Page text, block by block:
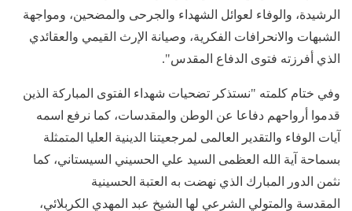
الرشيدة، والوفاء لعوائل الشهداء والجرحى والمضحين، ومواجهة
الشبهات والانحرافات الفكرية، وصيانة الإرث القيمي والعقائدي
الذي أفرزته فتوى الدفاع المقدس".
وفي ختام كلمته "نستذكر تضحيات شهداء الفتوى المباركة الذين
قدموا أرواحهم دفاعا عن الوطن والمقدسات، كما نرفع اسمه
آيات الوفاء والتقدير العالمى لمرجعيتنا الدينية العليا المتمثلة
بسماحة آية الله العظمى السيد علي الحسيني السيستاني، كما
نثمن الدور المبارك الذي نهضت به العتبة الحسينية
المقدسة والمتولي الشرعي لها الشيخ عبد المهدي الكربلائي،